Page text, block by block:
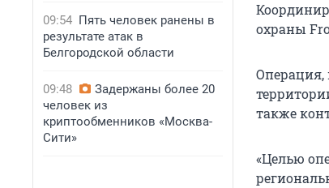
09:54 Пять человек ранены в
результате атак в
Белгородской области
09:48
Задержаны более 20
человек из
криптообменников «Москва-
Сити»
охраны
Операция,
также
«Целью